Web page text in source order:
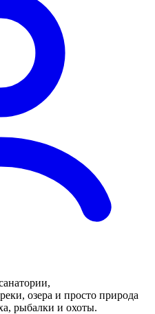
озера и просто природа
рыбалки и охоты.